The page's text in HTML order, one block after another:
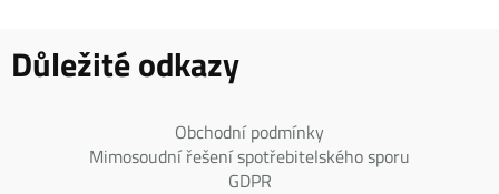
Důležité odkazy
Obchodní podmínky
Mimosoudní řešení spotřebitelského sporu
GDPR